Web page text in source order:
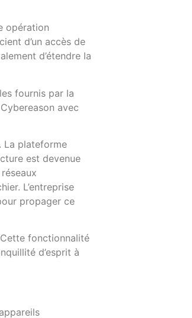
opération
d’un accès de
d’étendre la
fournis par la
avec
La plateforme
est devenue
L’entreprise
propager ce
fonctionnalité
d’esprit à